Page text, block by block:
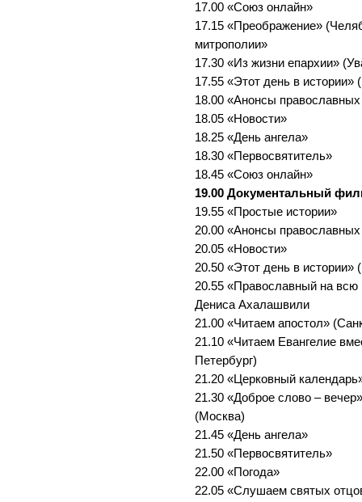
17.00 «Союз онлайн»
17.15 «Преображение»
митрополии»
17.30 «Из жизни епархии»
17.55 «Этот день в истории»
18.00 «Анонсы
18.05 «Новости»
18.25 «День ангела»
18.30 «Первосвятитель»
18.45 «Союз онлайн»
19.00 Документальный
19.55 «Простые истории»
20.00 «Анонсы
20.05 «Новости»
20.50 «Этот день в истории»
20.55 «Православный на всю
Дениса Ахалашвили
21.00 «Читаем апостол»
21.10 «Читаем Евангелие
Петербург)
21.20 «Церковный
21.30 «Доброе слово –
(Москва)
21.45 «День ангела»
21.50 «Первосвятитель»
22.00 «Погода»
22.05 «Слушаем святых